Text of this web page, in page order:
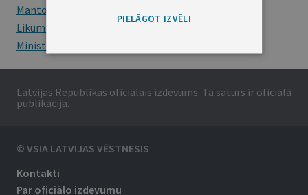
Mantojumu ziņas
Likumi
Ministru kabineta noteikumi
Latvijas Republikas oficiālais izdevums. Tā saturs ir oficiālā
publikācija.
© VSIA LATVIJAS VĒSTNESIS
Kontakti
Par oficiālo izdevumu
PIELĀGOT IZVĒLI